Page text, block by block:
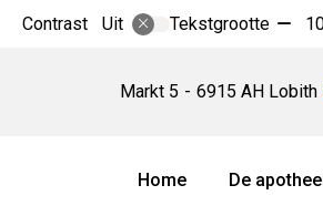
Contrast Uit Tekstgrootte Tekst
10%
Markt 5 6915 AH Lobith
Hoofdmenu
Home
De